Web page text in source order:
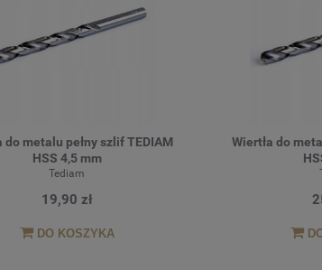
do metalu pełny szlif TEDIAM
HSS 4,5 mm
Tediam
19,90 zł
DO KOSZYKA
Wiertła do